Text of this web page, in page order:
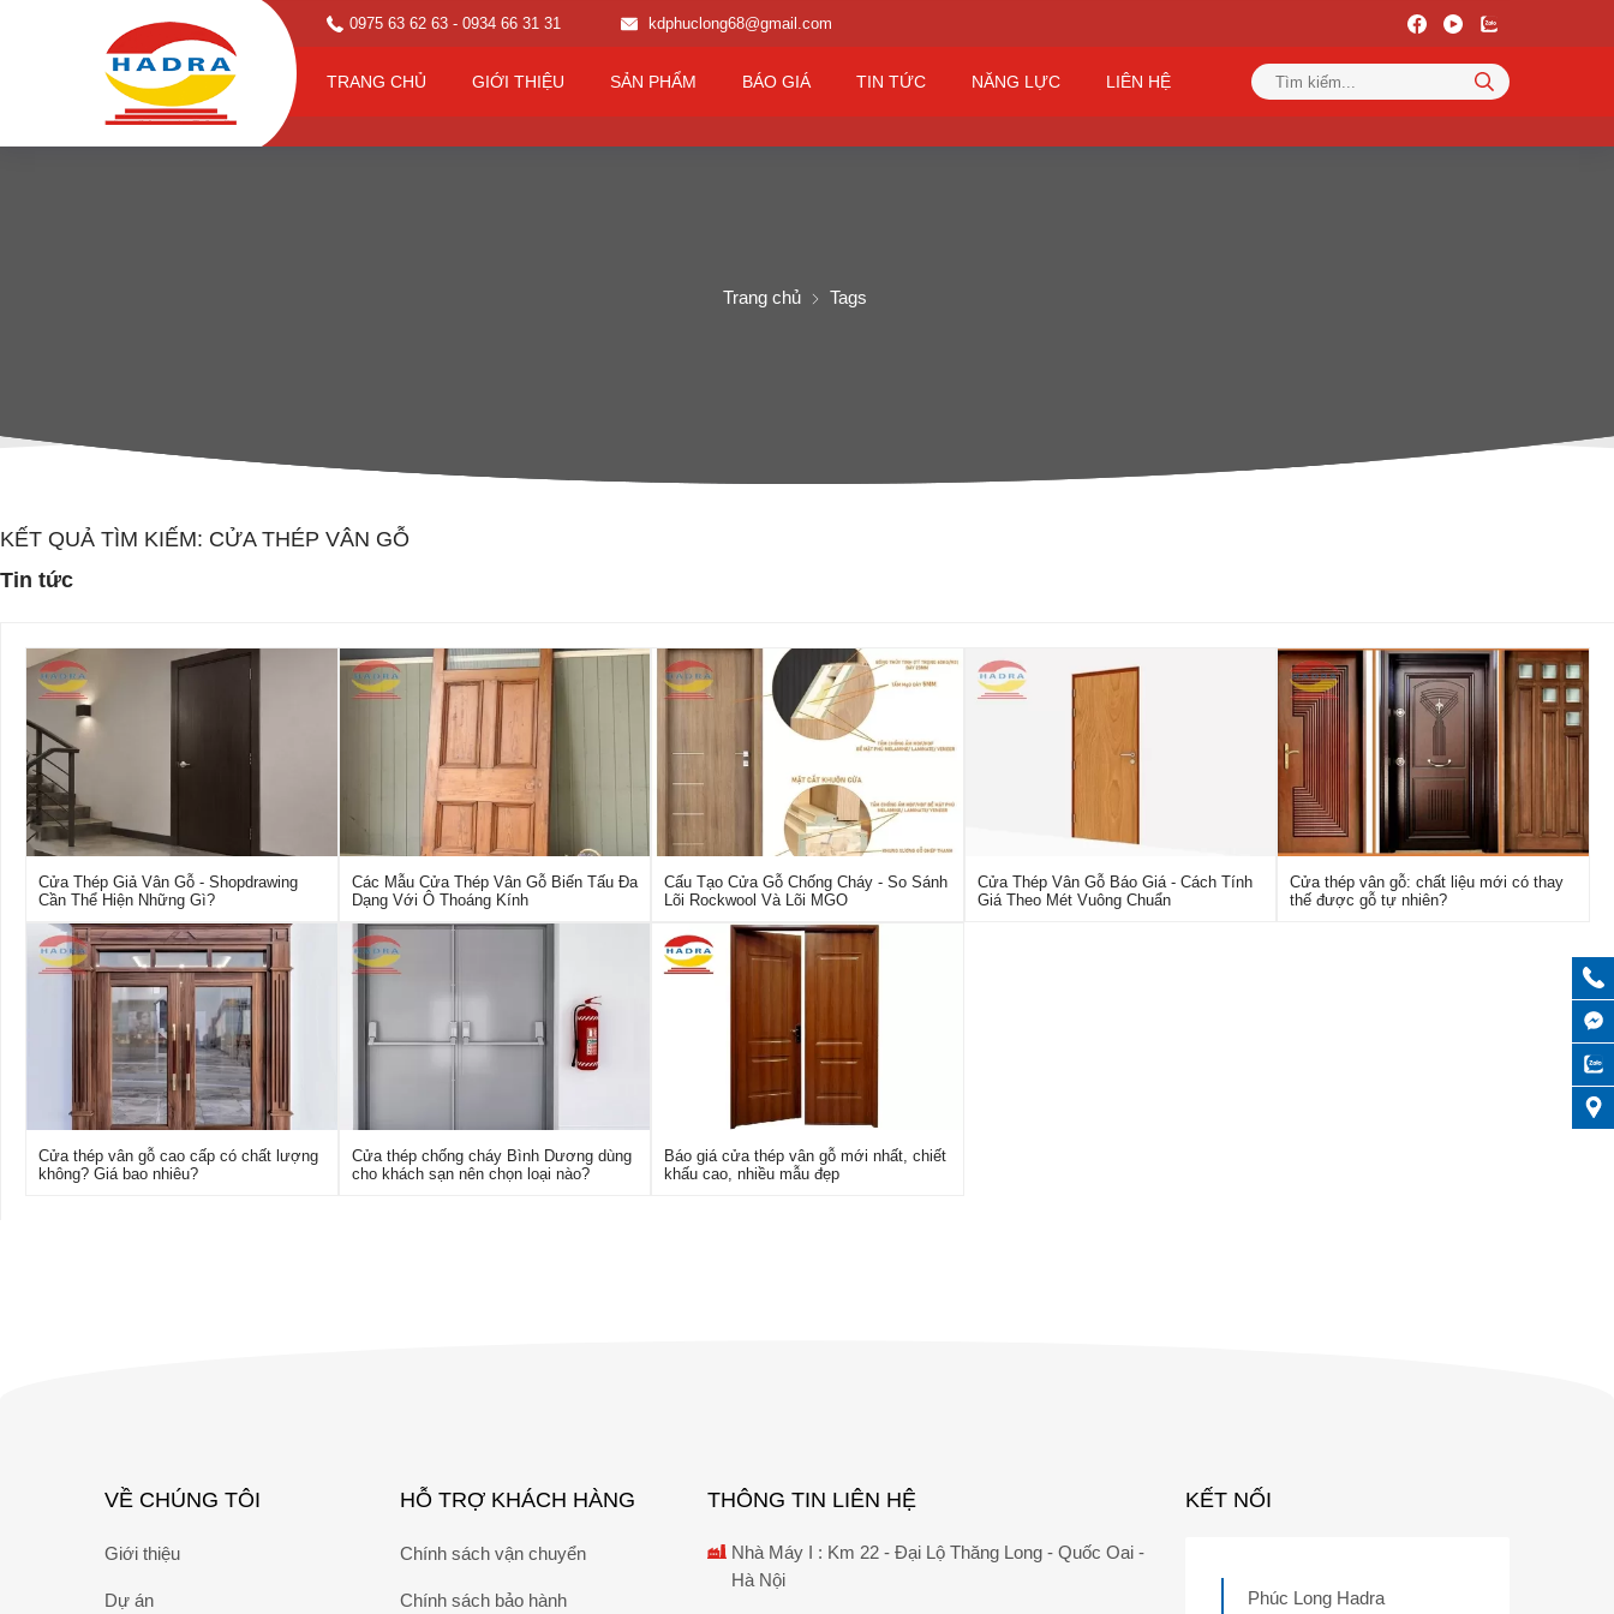
0975 63 62 63 - 0934 66 31 31 kdphuclong68@gmail.com
TRANG CHỦ GIỚI THIỆU SẢN PHẨM BÁO GIÁ TIN TỨC NĂNG LỰC LIÊN HỆ
Trang chủ Tags
KẾT QUẢ TÌM KIẾM: CỬA THÉP VÂN GỖ
Tin tức
Cửa Thép Giả Vân Gỗ - Shopdrawing
Cần Thể Hiện Những Gì?
Các Mẫu Cửa Thép Vân Gỗ Biến Tấu Đa
Dạng Với Ô Thoáng Kính
Cấu Tạo Cửa Gỗ Chống Cháy - So Sánh
Lõi Rockwool Và Lõi MGO
Cửa Thép Vân Gỗ Báo Giá - Cách Tính
Giá Theo Mét Vuông Chuẩn
Cửa thép vân gỗ: chất liệu mới có thay
thế được gỗ tự nhiên?
Cửa thép vân gỗ cao cấp có chất lượng
không? Giá bao nhiêu?
Cửa thép chống cháy Bình Dương dùng
cho khách sạn nên chọn loại nào?
Báo giá cửa thép vân gỗ mới nhất, chiết
khấu cao, nhiều mẫu đẹp
THÔNG TIN LIÊN HỆ
Nhà Máy I : Km 22 - Đại Lộ Thăng Long - Quốc Oai -
Hà Nội
VỀ CHÚNG TÔI
Giới thiệu
Dự án
HỖ TRỢ KHÁCH HÀNG
Chính sách vận chuyển
Chính sách bảo hành
KẾT NỐI
Phúc Long Hadra